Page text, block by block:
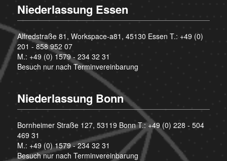
Niederlassung Essen
Alfredstraße 81, Workspace-a81, 45130 Essen T.: +49 (0)
201 - 858 952 07
M.: +49 (0) 1579 - 234 32 31
Besuch nur nach Terminvereinbarung
Niederlassung Bonn
Bornheimer Straße 127, 53119 Bonn T.:+49 (0) 228 - 504
469 31
M.: +49 (0) 1579 - 234 32 31
Besuch nur nach Terminvereinbarung